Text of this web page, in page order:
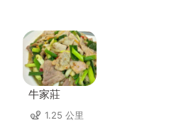
牛家莊
1.25 公里